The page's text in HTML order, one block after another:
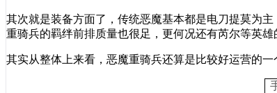
其次就是装备方面了，传统恶魔基本都是电刀提莫为
重骑兵的羁绊前排质量也很足，更何况还有芮尔等英雄
其实从整体上来看，恶魔重骑兵还算是比较好运营的